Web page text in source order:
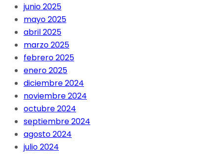
junio 2025
mayo 2025
abril 2025
marzo 2025
febrero 2025
enero 2025
diciembre 2024
noviembre 2024
octubre 2024
septiembre 2024
agosto 2024
julio 2024